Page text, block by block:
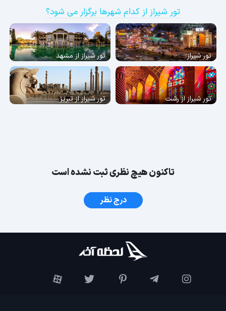
تور شیراز از کدام شهرها برگزار می شود؟
تور شیراز تور شیراز از مشهد
تور شیراز از رشت تور شیراز از تبریز
تاکنون هیچ نظری ثبت نشده است
درج نظر